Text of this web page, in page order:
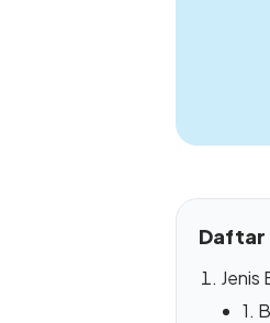
Daftar
Jenis
1.